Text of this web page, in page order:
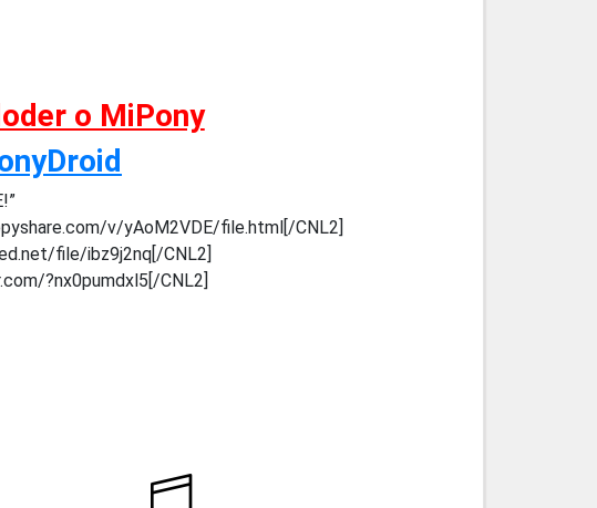
o MiPony
v/yAoM2VDE/file.html[/CNL2]
file/ibz9j2nq[/CNL2]
?nx0pumdxl5[/CNL2]